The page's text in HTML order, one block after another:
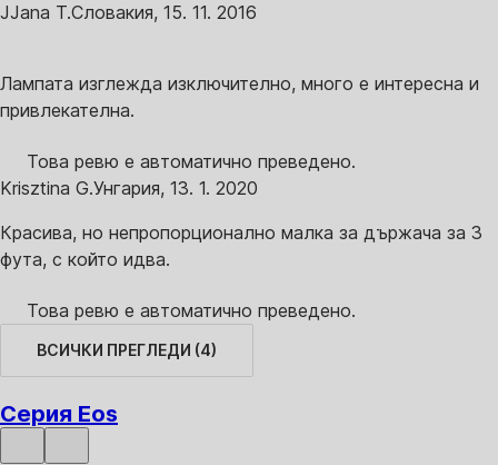
JJana T.Словакия, 15. 11. 2016
Лампата изглежда изключително, много е интересна и
привлекателна.
Това ревю е автоматично преведено.
Krisztina G.Унгария, 13. 1. 2020
Красива, но непропорционално малка за държача за 3
фута, с който идва.
Това ревю е автоматично преведено.
ВСИЧКИ ПРЕГЛЕДИ (4)
Серия Eos